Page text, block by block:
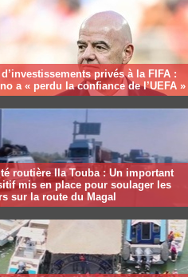
privés à la FIFA :
a « perdu la confiance de l’UEFA »
routière Ila Touba : Un important
mis en place pour soulager les
sur la route du Magal